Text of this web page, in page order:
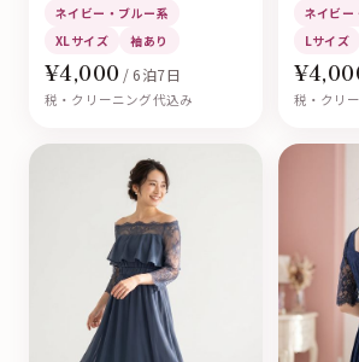
ネイビー・ブルー系
XLサイズ
袖あり
¥4,000 / 6泊7日
税・クリーニング代込み
ネイビー
Lサイズ
税・クリ